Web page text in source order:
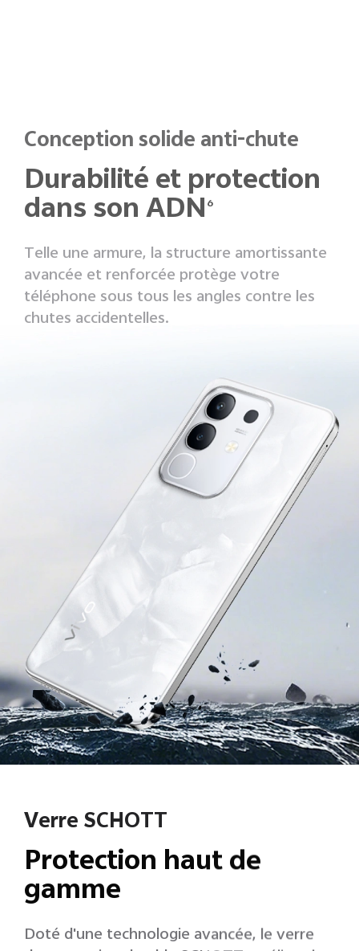
Conception solide anti-chute
Durabilité et protection
dans son ADN6
Telle une armure, la structure amortissante
avancée et renforcée protège votre
téléphone sous tous les angles contre les
chutes accidentelles.
Verre SCHOTT
Protection haut de
gamme
Doté d'une technologie avancée, le verre